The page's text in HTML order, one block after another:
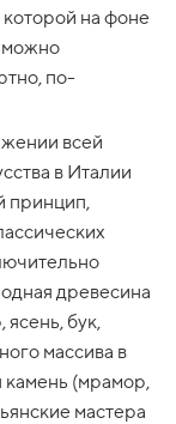
которой на фоне
можно
по-
всей
в Италии
принцип,
древесина
ясень, бук,
массива в
камень (мрамор,
мастера